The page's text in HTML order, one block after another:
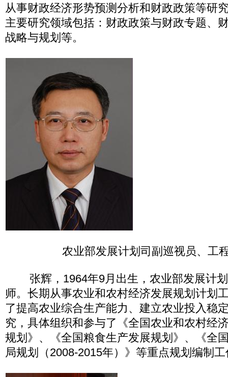
从事财政经济形势预测分析和财政政策等研
主要研究领域包括：财政政策与财政专题、
战略与规划等。
农业部发展计划司副巡视员、工
张辉，1964年9月出生，农业部发展计划
师。长期从事农业和农村经济发展规划计划
了提高农业综合生产能力、建立农业投入稳
究，具体组织和参与了《全国农业和农村经
规划》、《全国粮食生产发展规划》、《全
局规划（2008-2015年）》等重点规划编制